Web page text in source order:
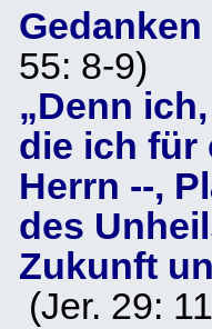
55: 8-9)
„Denn
die ich für
Herrn --,
des
Zukunft
(Jer. 29: